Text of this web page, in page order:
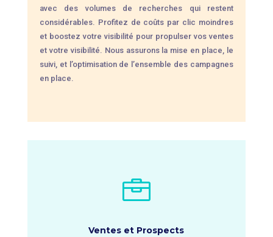
avec des volumes de recherches qui restent
considérables. Profitez de coûts par clic moindres
et boostez votre visibilité pour propulser vos ventes
et votre visibilité. Nous assurons la mise en place, le
suivi, et l’optimisation de l’ensemble des campagnes
en place.

Ventes et Prospects